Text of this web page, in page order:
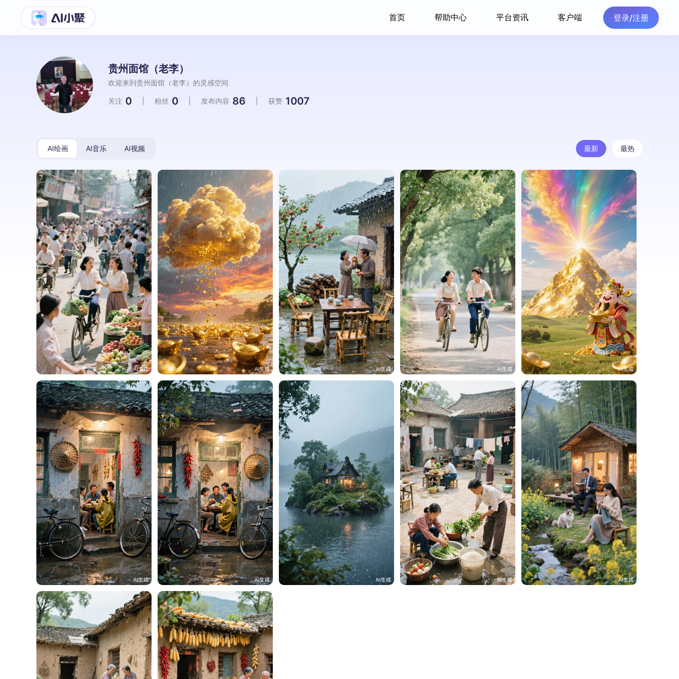
首页 帮助中心 平台资讯 客户端 登录/注册
贵州面馆（老李）
欢迎来到贵州面馆（老李）的灵感空间
关注 0 粉丝 0 发布内容 86 获赞 1007
AI绘画 AI音乐 AI视频 最新 最热
贵州面馆（老李） 360 贵州面馆（老李） 343 贵州面馆（老李） 26 贵州面馆（老李） 19 贵州面馆（老李） 34
贵州面馆（老李） 39 贵州面馆（老李） 31 贵州面馆（老李） 31 贵州面馆（老李） 27 贵州面馆（老李） 26